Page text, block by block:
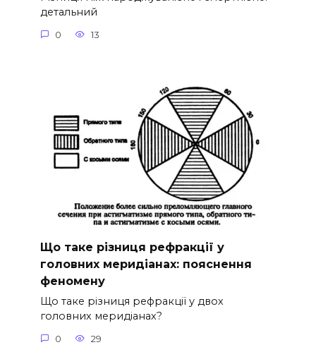
детальний
0 13
Що таке різниця рефракції у
головних меридіанах: пояснення
феномену
Що таке різниця рефракції у двох
головних меридіанах?
0 29